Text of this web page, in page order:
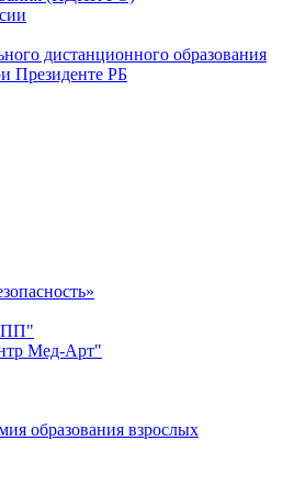
дистанционного образования
Президенте РБ
Мед-Арт"
образования взрослых